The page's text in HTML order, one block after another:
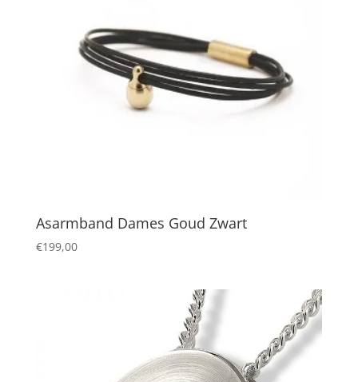
Asarmband Dames Goud Zwart
€199,00